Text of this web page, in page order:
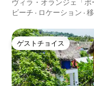
ヴィラ・オランジェ「ポ
ビーチ · ロケーション ·
ゲストチョイス
ゲストチョイス